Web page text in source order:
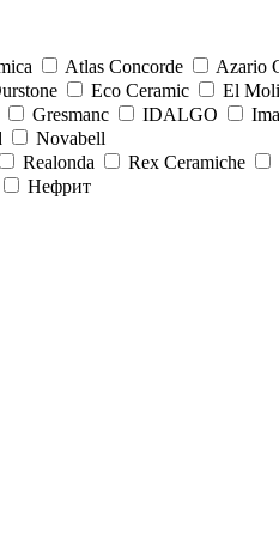
Atlas Concorde Azario
Eco Ceramic El
Gresmanc IDALGO
Novabell
Realonda Rex Ceramiche
Нефрит